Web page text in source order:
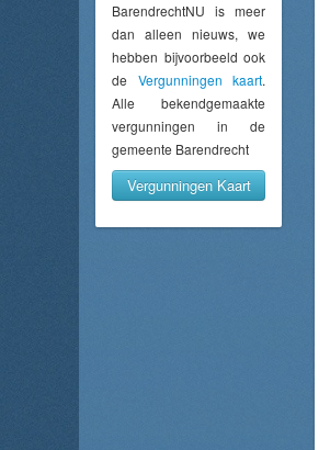
BarendrechtNU is meer
dan alleen nieuws, we
hebben bijvoorbeeld ook
de Vergunningen kaart.
Alle bekendgemaakte
vergunningen in de
gemeente Barendrecht
Vergunningen Kaart